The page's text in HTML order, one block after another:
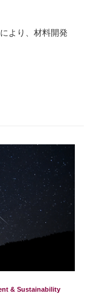
より、材料開発
& Sustainability